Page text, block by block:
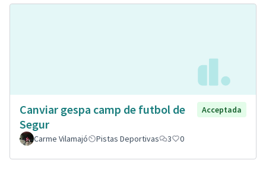
Canviar gespa camp de futbol de
Segur
Acceptada
Carme Vilamajó Pistas Deportivas 3 0